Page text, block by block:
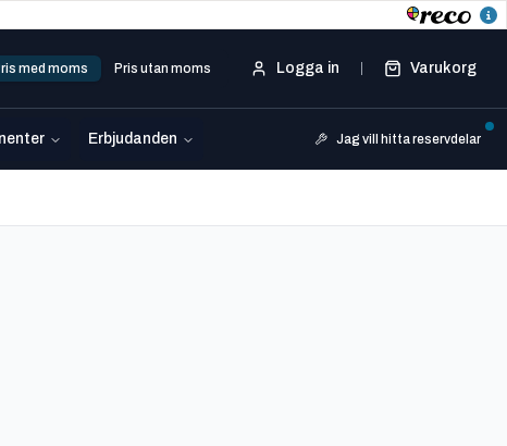
med moms Pris utan moms Logga in Varukorg
Erbjudanden Jag vill hitta reservdelar